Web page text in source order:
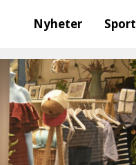
Nyheter Sport